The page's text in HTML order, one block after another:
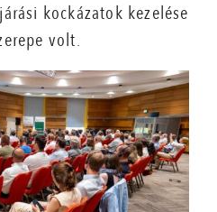
kockázatok kezelése
volt.